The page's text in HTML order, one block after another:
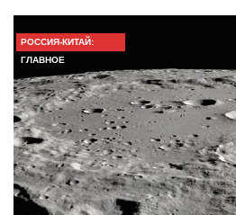
РОССИЯ-КИТАЙ:
ГЛАВНОЕ